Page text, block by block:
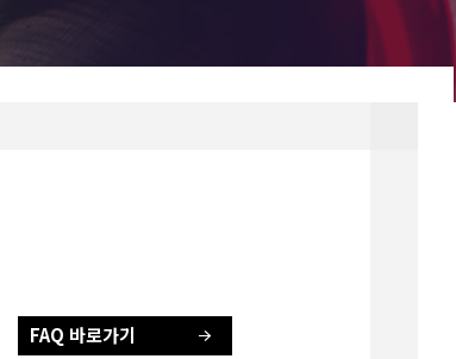
FAQ 바로가기